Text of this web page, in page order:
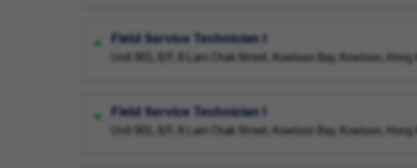
Field Service Technician I
Unit 901, 9/F, 8 Lam Chak Street, Kowloon Bay, Kowloon, Hong
Field Service Technician I
Unit 901, 9/F, 8 Lam Chak Street, Kowloon Bay, Kowloon, Hong